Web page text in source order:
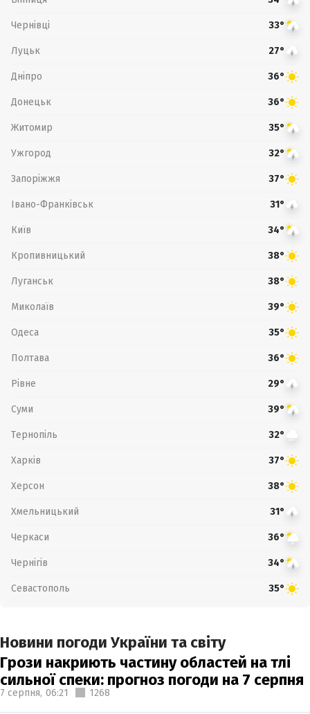
Чернівці 33°
Луцьк 27°
Дніпро 36°
Донецьк 36°
Житомир 35°
Ужгород 32°
Запоріжжя 37°
Івано-Франківськ 31°
Київ 34°
Кропивницький 38°
Луганськ 38°
Миколаїв 39°
Одеса 35°
Полтава 36°
Рівне 29°
Суми 39°
Тернопіль 32°
Харків 37°
Херсон 38°
Хмельницький 31°
Черкаси 36°
Чернігів 34°
Севастополь 35°
Новини погоди України та світу
Грози накриють частину областей на тлі
сильної спеки: прогноз погоди на 7 серпня
7 серпня, 06:21 1268